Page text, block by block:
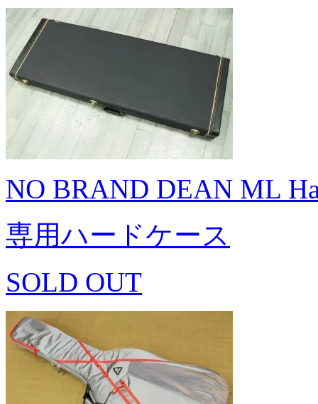
NO BRAND DEAN ML
専用ハードケース
SOLD OUT